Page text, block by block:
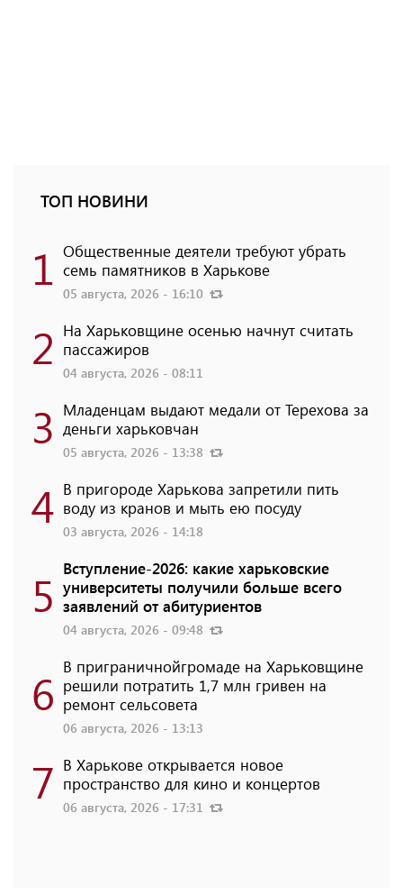
ТОП НОВИНИ
1 Общественные деятели требуют убрать
семь памятников в Харькове
05 августа, 2026 - 16:10
2 На Харьковщине осенью начнут считать
пассажиров
04 августа, 2026 - 08:11
3 Младенцам выдают медали от Терехова за
деньги харьковчан
05 августа, 2026 - 13:38
4 В пригороде Харькова запретили пить
воду из кранов и мыть ею посуду
03 августа, 2026 - 14:18
5 Вступление-2026: какие харьковские
университеты получили больше всего
заявлений от абитуриентов
04 августа, 2026 - 09:48
6 В приграничнойгромаде на Харьковщине
решили потратить 1,7 млн ​​гривен на
ремонт сельсовета
06 августа, 2026 - 13:13
7 В Харькове открывается новое
пространство для кино и концертов
06 августа, 2026 - 17:31